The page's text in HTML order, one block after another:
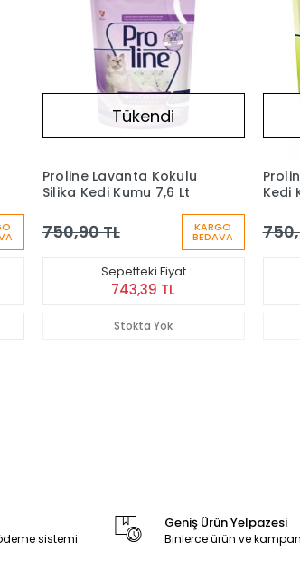
Tükendi
Proline Lavanta Kokulu
Silika Kedi Kumu 7,6 Lt
750,90 TL KARGO
BEDAVA
Sepetteki Fiyat
743,39 TL
Stokta Yok
Kedi
sistemi
Geniş Ürün Yelpazesi
Binlerce ürün ve